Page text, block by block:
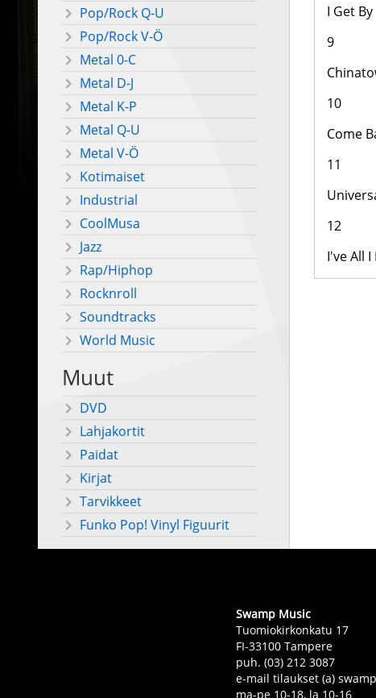
Pop/Rock Q-U
Pop/Rock V-Ö
Metal 0-C
Metal D-J
Metal K-P
Metal Q-U
Metal V-Ö
Kotimaiset
Industrial
CoolMusa
Jazz
Rap/Hiphop
Rocknroll
Soundtracks
World Music
Muut
DVD
Lahjakortit
Paidat
Kirjat
Tarvikkeet
Funko Pop! Vinyl Figuurit
I Get By
9
10
Come
11
12
I've All I
Swamp Music
Tuomiokirkonkatu 17
FI-33100 Tampere
puh. (03) 212 3087
e-mail tilaukset (a)
ma-pe 10-18, la 10-16